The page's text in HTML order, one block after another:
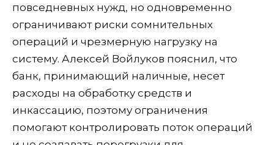
повседневных нужд, но одновременно
ограничивают риски сомнительных
операций и чрезмерную нагрузку на
систему. Алексей Войлуков пояснил, что
банк, принимающий наличные, несет
расходы на обработку средств и
инкассацию, поэтому ограничения
помогают контролировать поток операций